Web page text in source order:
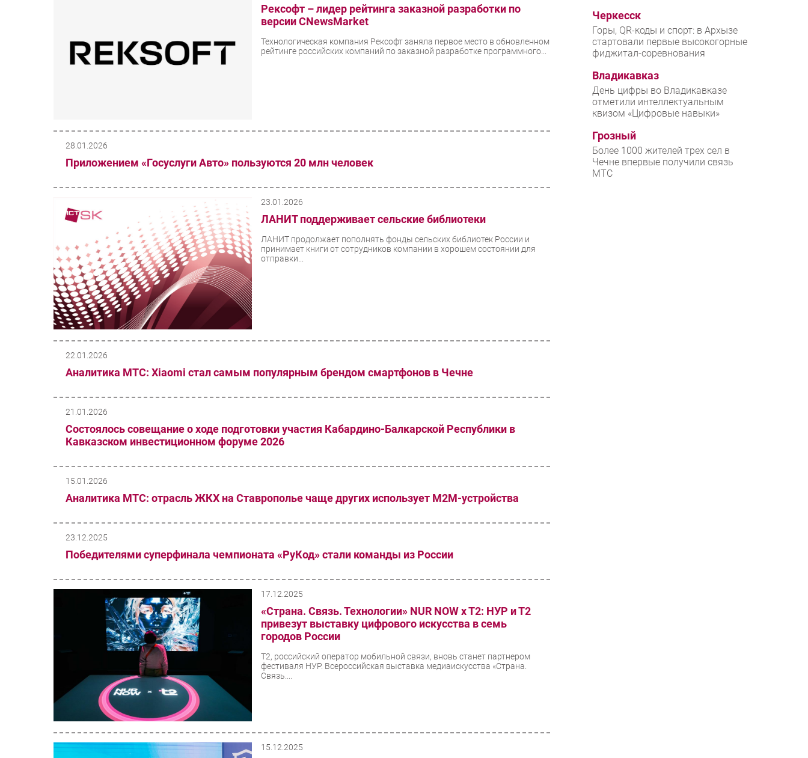
Рексофт – лидер рейтинга заказной разработки по
версии CNewsMarket
Технологическая компания Рексофт заняла первое место в обновленном
рейтинге российских компаний по заказной разработке программного...
28.01.2026
Приложением «Госуслуги Авто» пользуются 20 млн человек
23.01.2026
ЛАНИТ поддерживает сельские библиотеки
ЛАНИТ продолжает пополнять фонды сельских библиотек России и
принимает книги от сотрудников компании в хорошем состоянии для
отправки...
22.01.2026
Аналитика МТС: Xiaomi стал самым популярным брендом смартфонов в Чечне
21.01.2026
Состоялось совещание о ходе подготовки участия Кабардино-Балкарской Республики в
Кавказском инвестиционном форуме 2026
15.01.2026
Аналитика МТС: отрасль ЖКХ на Ставрополье чаще других использует М2М-устройства
23.12.2025
Победителями суперфинала чемпионата «РуКод» стали команды из России
17.12.2025
«Страна. Связь. Технологии» NUR NOW x T2: НУР и Т2
привезут выставку цифрового искусства в семь
городов России
Т2, российский оператор мобильной связи, вновь станет партнером
фестиваля НУР. Всероссийская выставка медиаискусства «Страна.
Связь....
15.12.2025
Черкесск
Горы, QR-коды и спорт: в Архызе
стартовали первые высокогорные
фиджитал-соревнования
Владикавказ
День цифры во Владикавказе
отметили интеллектуальным
квизом «Цифровые навыки»
Грозный
Более 1000 жителей трех сел в
Чечне впервые получили связь
МТС